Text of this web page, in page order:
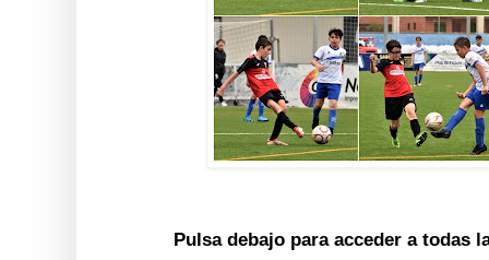
Pulsa debajo para acceder a todas